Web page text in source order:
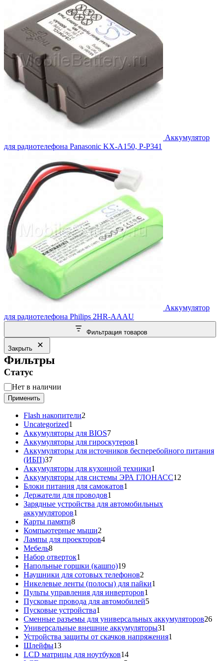
Аккумулятор
для радиотелефона Panasonic KX-A150, P-P341
Аккумулятор
для радиотелефона Philips 2HR-AAAU
Фильтрация товаров
Закрыть
Фильтры
Статус
Статус
Нет в наличии
Применить
Flash накопители2
Uncategorized1
товар
Аккумуляторы для BIOS77
товаров
Аккумуляторы для гироскутеров1
товар
Аккумуляторы для источников бесперебойного питания
(ИБП)3737
товаров
Аккумуляторы для кухонной техники1
товар
Аккумуляторы для системы ЭРА ГЛОНАСС12
Блоки питания для самокатов1
Держатели для проводов1
товар
Зарядные устройства для автомобильных
аккумуляторов1
Карты памяти88
товаров
Компьютерные мыши2
товара
Лампы для проекторов44
Мебель88
товаров
Набор отверток1
товар
Напольные горшки (кашпо)1919
товаров
Наушники для сотовых телефонов2
товара
Никелевые ленты (полосы) для пайки1
Пульты управления для инверторов1
товар
Пусковые провода для автомобилей55
Пусковые устройства1
товар
Сменные разъемы для универсальных аккумуляторов2626
Универсальные внешние аккумуляторы31
товар
Устройства защиты от скачков напряжения1
Шлейфы1313
товаров
LCD матрицы для ноутбуков1414